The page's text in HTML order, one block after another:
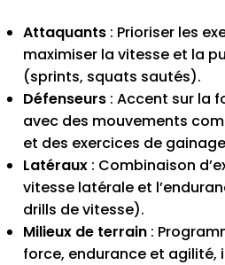
Attaquants : Prioriser les
maximiser la vitesse et la
(sprints, squats sautés).
Défenseurs : Accent sur la
avec des mouvements
et des exercices de
Latéraux : Combinaison
vitesse latérale et
drills de vitesse).
Milieux de terrain :
force, endurance et agilité,